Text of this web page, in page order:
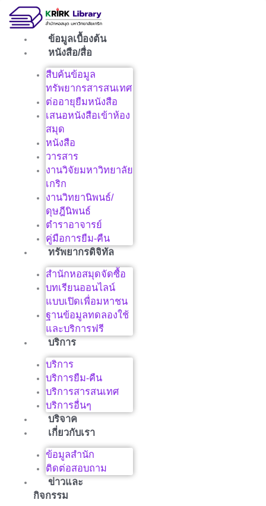
ข้อมูลเบื้องต้น
หนังสือ/สื่อ
สืบค้นข้อมูล
ทรัพยากรสารสนเทศ
ต่ออายุยืมหนังสือ
เสนอหนังสือเข้าห้อง
สมุด
หนังสือ
วารสาร
งานวิจัยมหาวิทยาลัย
เกริก
งานวิทยานิพนธ์/
ดุษฎีนิพนธ์
ตำราอาจารย์
คู่มือการยืม-คืน
ทรัพยากรดิจิทัล
สำนักหอสมุดจัดซื้อ
บทเรียนออนไลน์
แบบเปิดเพื่อมหาชน
ฐานข้อมูลทดลองใช้
และบริการฟรี
บริการ
บริการ
บริการยืม-คืน
บริการสารสนเทศ
บริการอื่นๆ
บริจาค
เกี่ยวกับเรา
ข้อมูลสำนัก
ติดต่อสอบถาม
ข่าวและ
กิจกรรม